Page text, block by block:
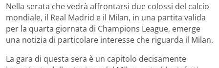
Nella serata che vedrà affrontarsi due colossi del calcio
mondiale, il Real Madrid e il Milan, in una partita valida
per la quarta giornata di Champions League, emerge
una notizia di particolare interesse che riguarda il Milan.
La gara di questa sera è un capitolo decisamente